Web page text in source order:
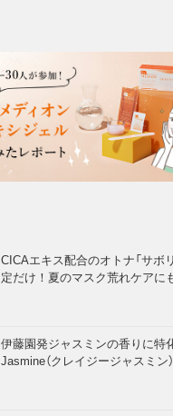
CICAエキス配合のオトナ「サボ
定だけ！夏のマスク荒れケアに
伊藤園発ジャスミンの香りに特
Jasmine（クレイジージャスミン